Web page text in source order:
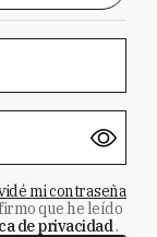
mi contraseña
que he leído
de privacidad.